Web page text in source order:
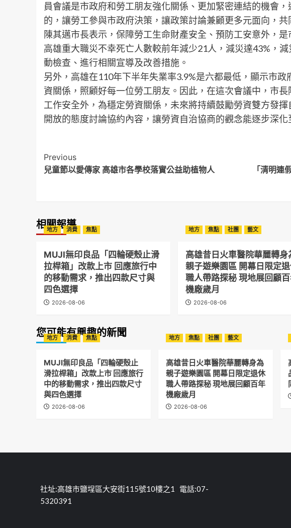
員會議是市政府和勞工朋友強化關係、更加緊密連結的機會
的，讓勞工參與市政府決策，讓政策討論兼顧更多元面向，共
陳其邁市長表示，保障勞工生命財產安全、預防工安意外，
高雄重大職災不幸死亡人數較前年減少21人，減災達43%，
動檢查、進行相關宣導及改善措施。
另外，高雄在110年下半年失業率3.9%是六都最低，顯示市
資關係，照顧好每一位勞工朋友。因此，在這次會議中，市
工作安全外，為穩定勞資關係，未來將持續鼓勵勞資雙方發
開放的態度討論協約內容，讓勞資自治協商的觀念能逐步深化
Post
Navigation
Previous
兒童節以愛傳家 高雄市各學校落實公益助植物人
「清明連
相關報導
地方 消費 焦點
MUJI無印良品「四輪硬殼止滑
拉桿箱」改款上市 回應旅行中
的移動需求，推出四款尺寸與
四色選擇
2026-08-06
地方 焦點 社團 藝文
高雄昔日火車醫院華麗轉身
親子遊樂園區 開幕日限定
職人帶路探秘 現地展回顧
機廠歲月
2026-08-06
您可能有興趣的新聞
地方 消費 焦點
MUJI無印良品「四輪硬殼止
滑拉桿箱」改款上市 回應旅行
中的移動需求，推出四款尺寸
與四色選擇
2026-08-06
地方 焦點 社團 藝文
高雄昔日火車醫院華麗轉身為
親子遊樂園區 開幕日限定退休
職人帶路探秘 現地展回顧百年
機廠歲月
2026-08-06
社址:高雄市鹽埕區大安街115號10樓之1 電話:07-
5320391